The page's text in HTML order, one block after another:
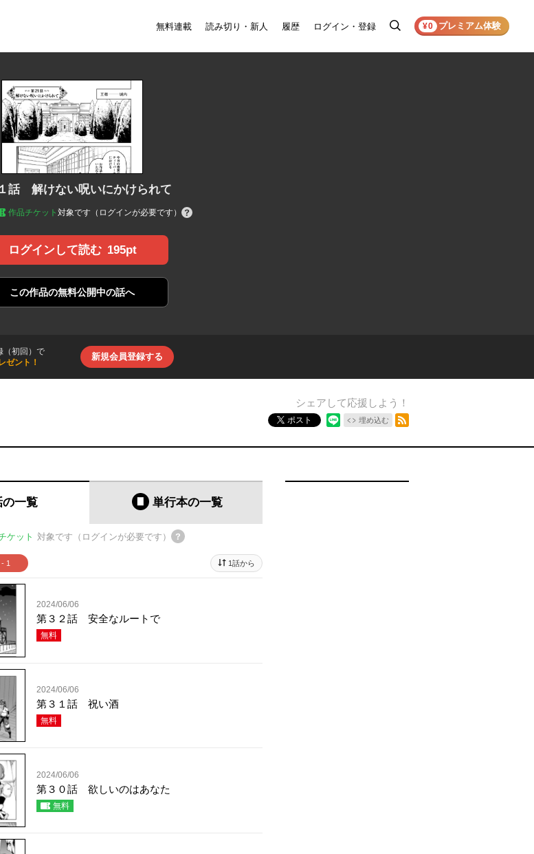
無料連載 読み切り・新人 履歴 ログイン・登録
検
¥0 プレミアム体験
話 解けない呪いにかけられて
作品チケット 対象です（ログインが必要です）
ログインして読む 195pt
この作品の無料公開中の話へ
（初回）で
ゼント！
新規会員登録する
シェアして応援しよう！
ポスト 埋め込む
の一覧 単行本の一覧
ケット 対象です（ログインが必要です）
1 1話から
2024/06/06
第３２話 安全なルートで
無料
2024/06/06
第３１話 祝い酒
無料
2024/06/06
第３０話 欲しいのはあなた
無料